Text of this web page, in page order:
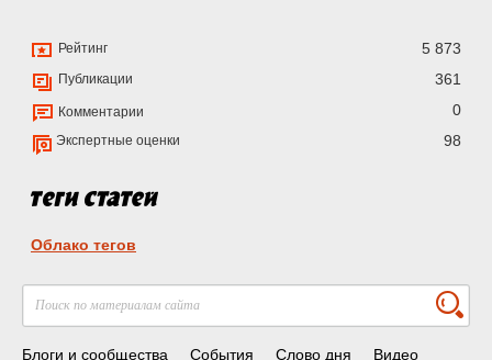
Рейтинг 5 873
Публикации 361
Комментарии 0
Экспертные оценки 98
Облако тегов
Блоги и сообщества События Слово дня Видео